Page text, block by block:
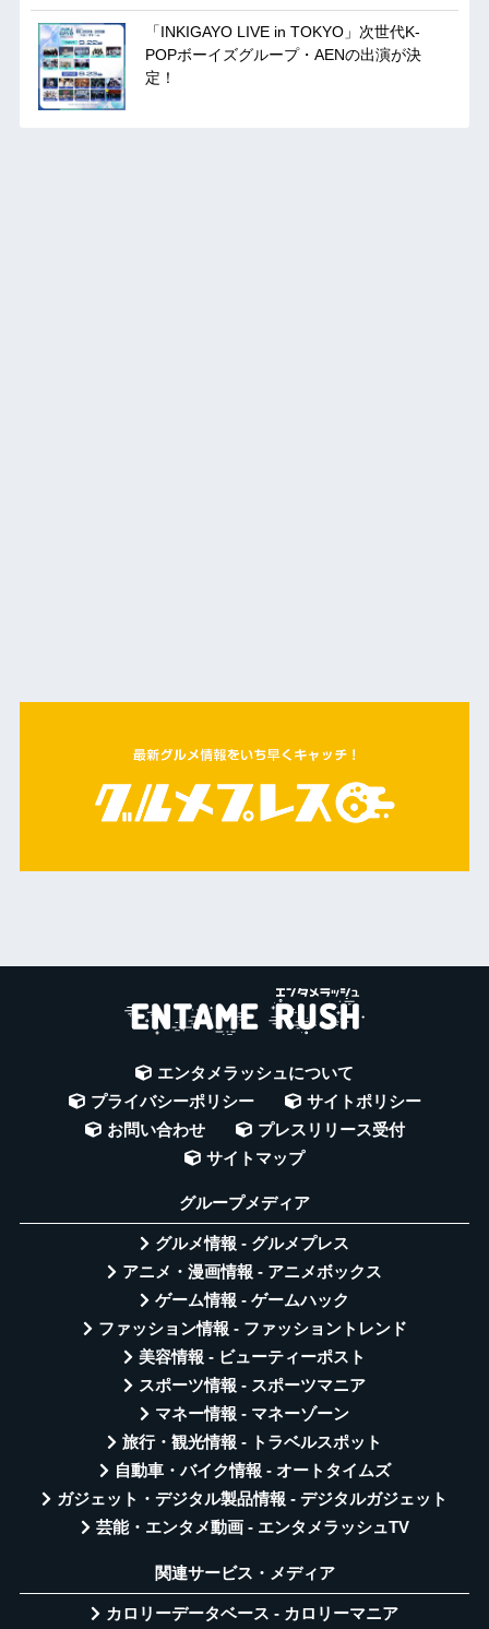
「INKIGAYO LIVE in TOKYO」次世代K-
POPボーイズグループ・AENの出演が決
定！
エンタメラッシュについて
プライバシーポリシー
サイトポリシー
お問い合わせ
プレスリリース受付
サイトマップ
グループメディア
グルメ情報 - グルメプレス
アニメ・漫画情報 - アニメボックス
ゲーム情報 - ゲームハック
ファッション情報 - ファッショントレンド
美容情報 - ビューティーポスト
スポーツ情報 - スポーツマニア
マネー情報 - マネーゾーン
旅行・観光情報 - トラベルスポット
自動車・バイク情報 - オートタイムズ
ガジェット・デジタル製品情報 - デジタルガジェット
芸能・エンタメ動画 - エンタメラッシュTV
関連サービス・メディア
カロリーデータベース - カロリーマニア